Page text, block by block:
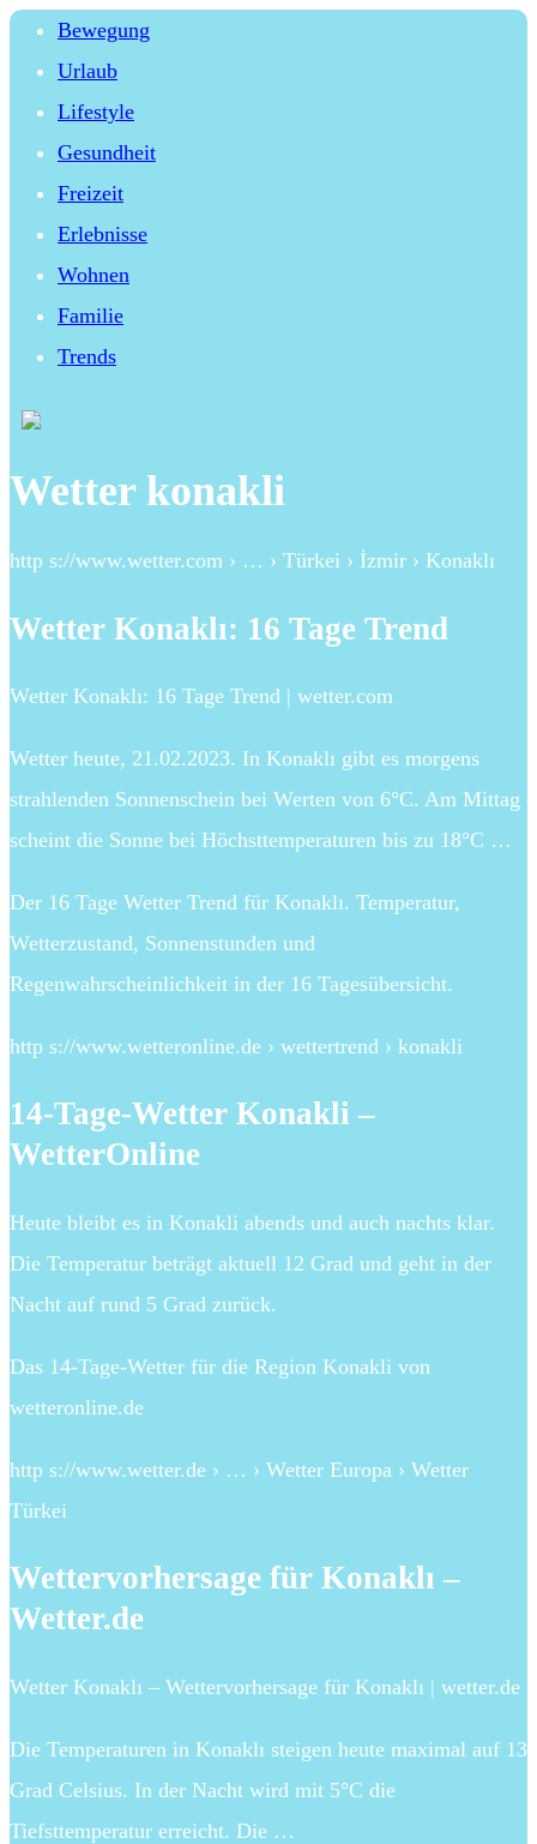
Bewegung
Urlaub
Lifestyle
Gesundheit
Freizeit
Erlebnisse
Wohnen
Familie
Trends
Wetter konakli
http s://www.wetter.com › … › Türkei › İzmir › Konaklı
Wetter Konaklı: 16 Tage Trend
Wetter Konaklı: 16 Tage Trend | wetter.com
Wetter heute, 21.02.2023. In Konaklı gibt es morgens
strahlenden Sonnenschein bei Werten von 6°C. Am Mittag
scheint die Sonne bei Höchsttemperaturen bis zu 18°C …
Der 16 Tage Wetter Trend für Konaklı. Temperatur,
Wetterzustand, Sonnenstunden und
Regenwahrscheinlichkeit in der 16 Tagesübersicht.
http s://www.wetteronline.de › wettertrend › konakli
14-Tage-Wetter Konakli –
WetterOnline
Heute bleibt es in Konakli abends und auch nachts klar.
Die Temperatur beträgt aktuell 12 Grad und geht in der
Nacht auf rund 5 Grad zurück.
Das 14-Tage-Wetter für die Region Konakli von
wetteronline.de
http s://www.wetter.de › … › Wetter Europa › Wetter
Türkei
Wettervorhersage für Konaklı –
Wetter.de
Wetter Konaklı – Wettervorhersage für Konaklı | wetter.de
Die Temperaturen in Konaklı steigen heute maximal auf 13
Grad Celsius. In der Nacht wird mit 5°C die
Tiefsttemperatur erreicht. Die …